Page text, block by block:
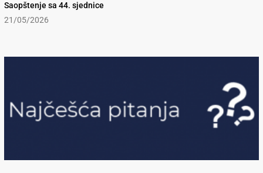
Saopštenje sa 44. sjednice
21/05/2026